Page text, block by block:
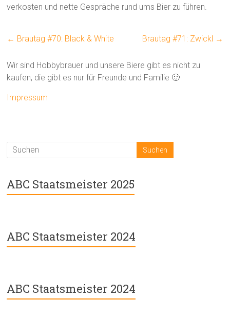
verkosten und nette Gespräche rund ums Bier zu führen.
← Brautag #70: Black & White Brautag #71: Zwickl →
Wir sind Hobbybrauer und unsere Biere gibt es nicht zu
kaufen, die gibt es nur für Freunde und Familie 🙂
Impressum
ABC Staatsmeister 2025
ABC Staatsmeister 2024
ABC Staatsmeister 2024